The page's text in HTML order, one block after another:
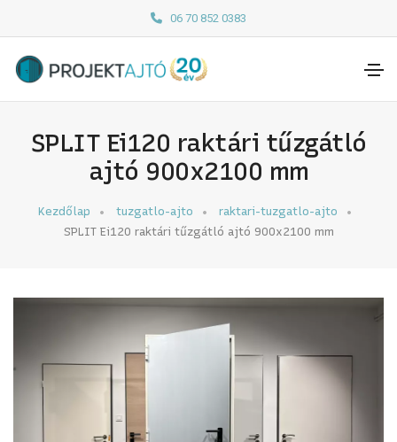
06 70 852 0383
SPLIT Ei120 raktári tűzgátló
ajtó 900x2100 mm
Kezdőlap tuzgatlo-ajto
raktari-tuzgatlo-ajto
SPLIT Ei120 raktári tűzgátló ajtó 900x2100 mm